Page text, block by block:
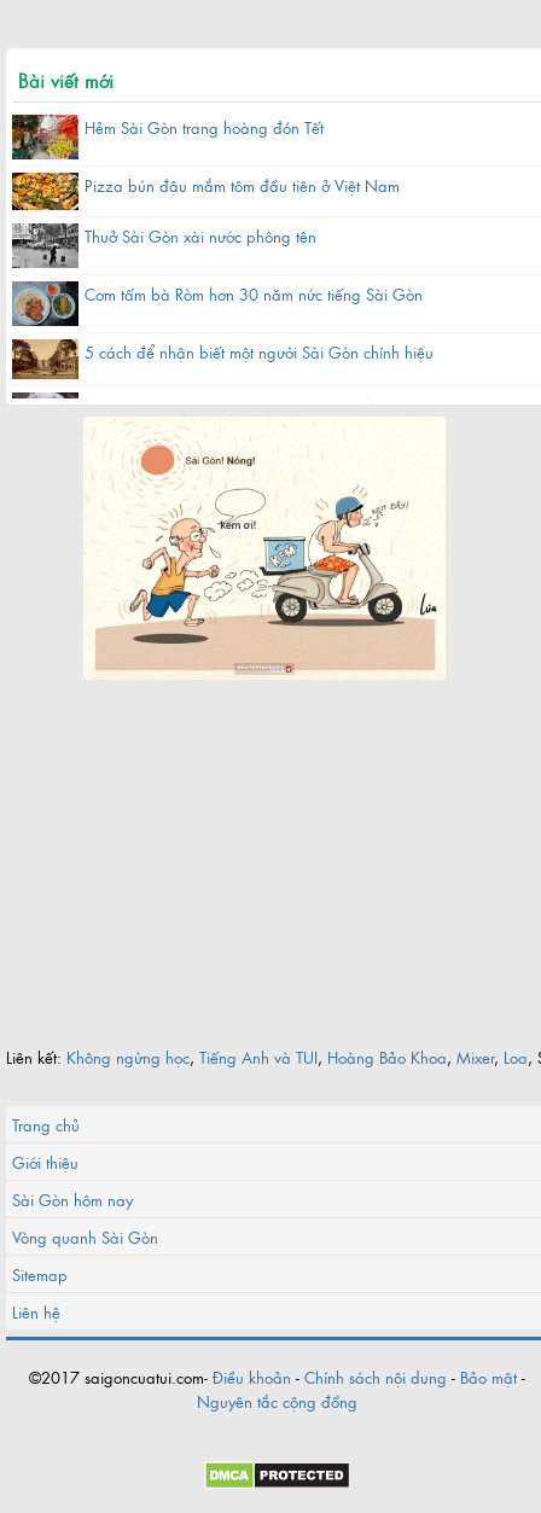
Bài viết mới
Hẻm Sài Gòn trang hoàng đón Tết
Pizza bún đậu mắm tôm đầu tiên ở Việt Nam
Thuở Sài Gòn xài nước phông tên
Cơm tấm bà Ròm hơn 30 năm nức tiếng Sài Gòn
5 cách để nhận biết một người Sài Gòn chính hiệu
Hàng bánh canh bột gạo hơn 60 năm nằm gần chợ ở Sài Gòn
Quán cà phê bạc màu hơn nửa thế kỷ giữa lòng Sài Gòn
Chợ Bến Thành xưa tên thiệt là gì?
Khách sạn nổi 5 sao biểu tượng một thời của Sài Gòn
Cụ bà làm cửu vạn ở chợ đầu mối Sài Gòn
Liên kết: Không ngừng học, Tiếng Anh và TUI, Hoàng Bảo Khoa, Mixer, Loa,
Trang chủ
Giới thiệu
Sài Gòn hôm nay
Vòng quanh Sài Gòn
Sitemap
Liên hệ
©2017 saigoncuatui.com- Điều khoản - Chính sách nội dung - Bảo mật-
Nguyên tắc cộng đồng